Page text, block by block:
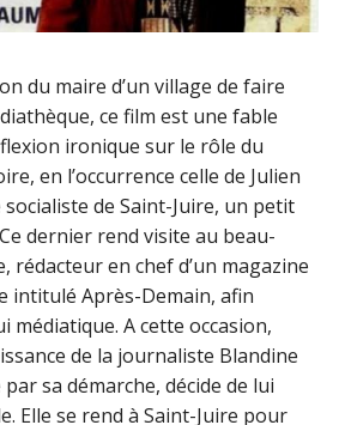
du maire d’un village de faire
ce film est une fable
ironique sur le rôle du
en l’occurrence celle de Julien
de Saint-Juire, un petit
dernier rend visite au beau-
rédacteur en chef d’un magazine
intitulé Après-Demain, afin
médiatique. A cette occasion,
de la journaliste Blandine
sa démarche, décide de lui
Elle se rend à Saint-Juire pour